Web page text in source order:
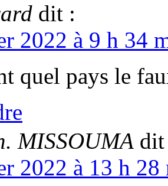
dit :
2022 à 9 h 34
quel pays le
MISSOUMA
2022 à 13 h